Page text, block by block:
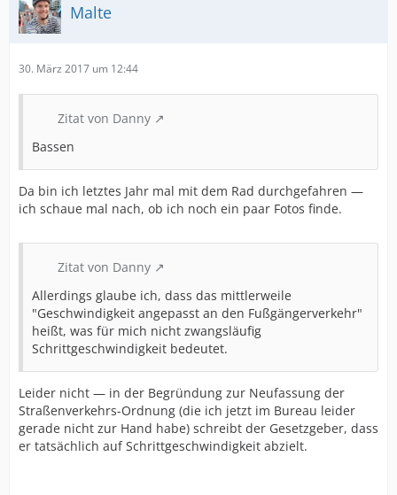
Malte
30. März 2017 um 12:44
Zitat von Danny
Bassen
Da bin ich letztes Jahr mal mit dem Rad durchgefahren —
ich schaue mal nach, ob ich noch ein paar Fotos finde.
Zitat von Danny
Allerdings glaube ich, dass das mittlerweile
"Geschwindigkeit angepasst an den Fußgängerverkehr"
heißt, was für mich nicht zwangsläufig
Schrittgeschwindigkeit bedeutet.
Leider nicht — in der Begründung zur Neufassung der
Straßenverkehrs-Ordnung (die ich jetzt im Bureau leider
gerade nicht zur Hand habe) schreibt der Gesetzgeber, dass
er tatsächlich auf Schrittgeschwindigkeit abzielt.